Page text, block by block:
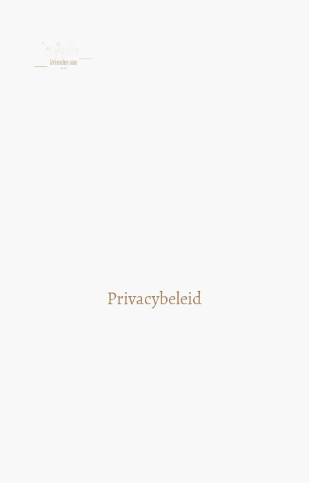
Privacybeleid